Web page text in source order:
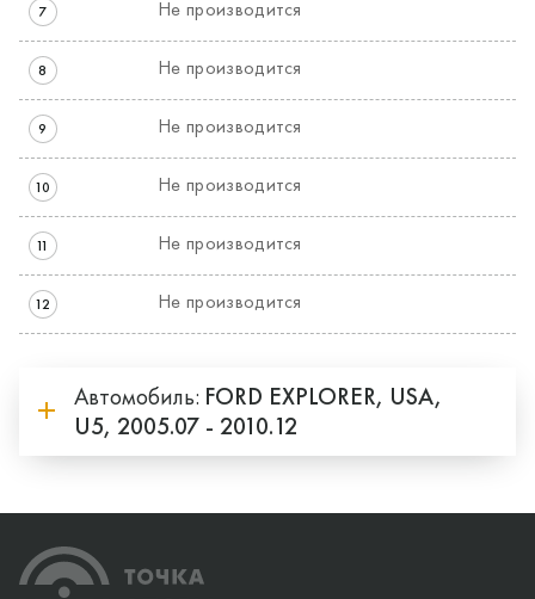
7 Не производится
8 Не производится
9 Не производится
10 Не производится
11 Не производится
12 Не производится
Автомобиль: FORD EXPLORER, USA,
U5, 2005.07 - 2010.12